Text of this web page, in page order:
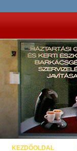
KEZDŐOLDAL